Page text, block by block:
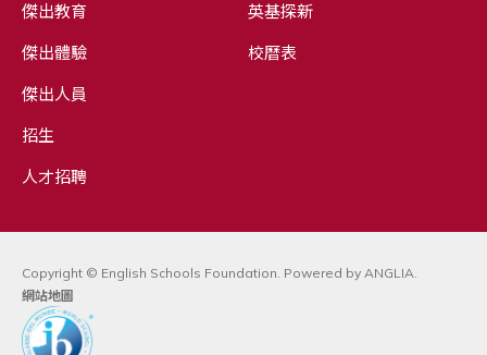
傑出教育
傑出體驗
傑出人員
招生
人才招聘
英基探新
校曆表
Copyright © English Schools Foundation. Powered by ANGLIA.
網站地圖